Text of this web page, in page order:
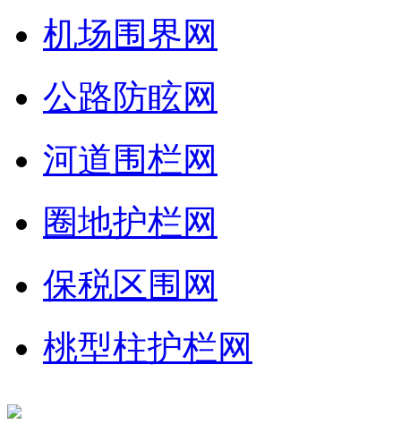
机场围界网
公路防眩网
河道围栏网
圈地护栏网
保税区围网
桃型柱护栏网